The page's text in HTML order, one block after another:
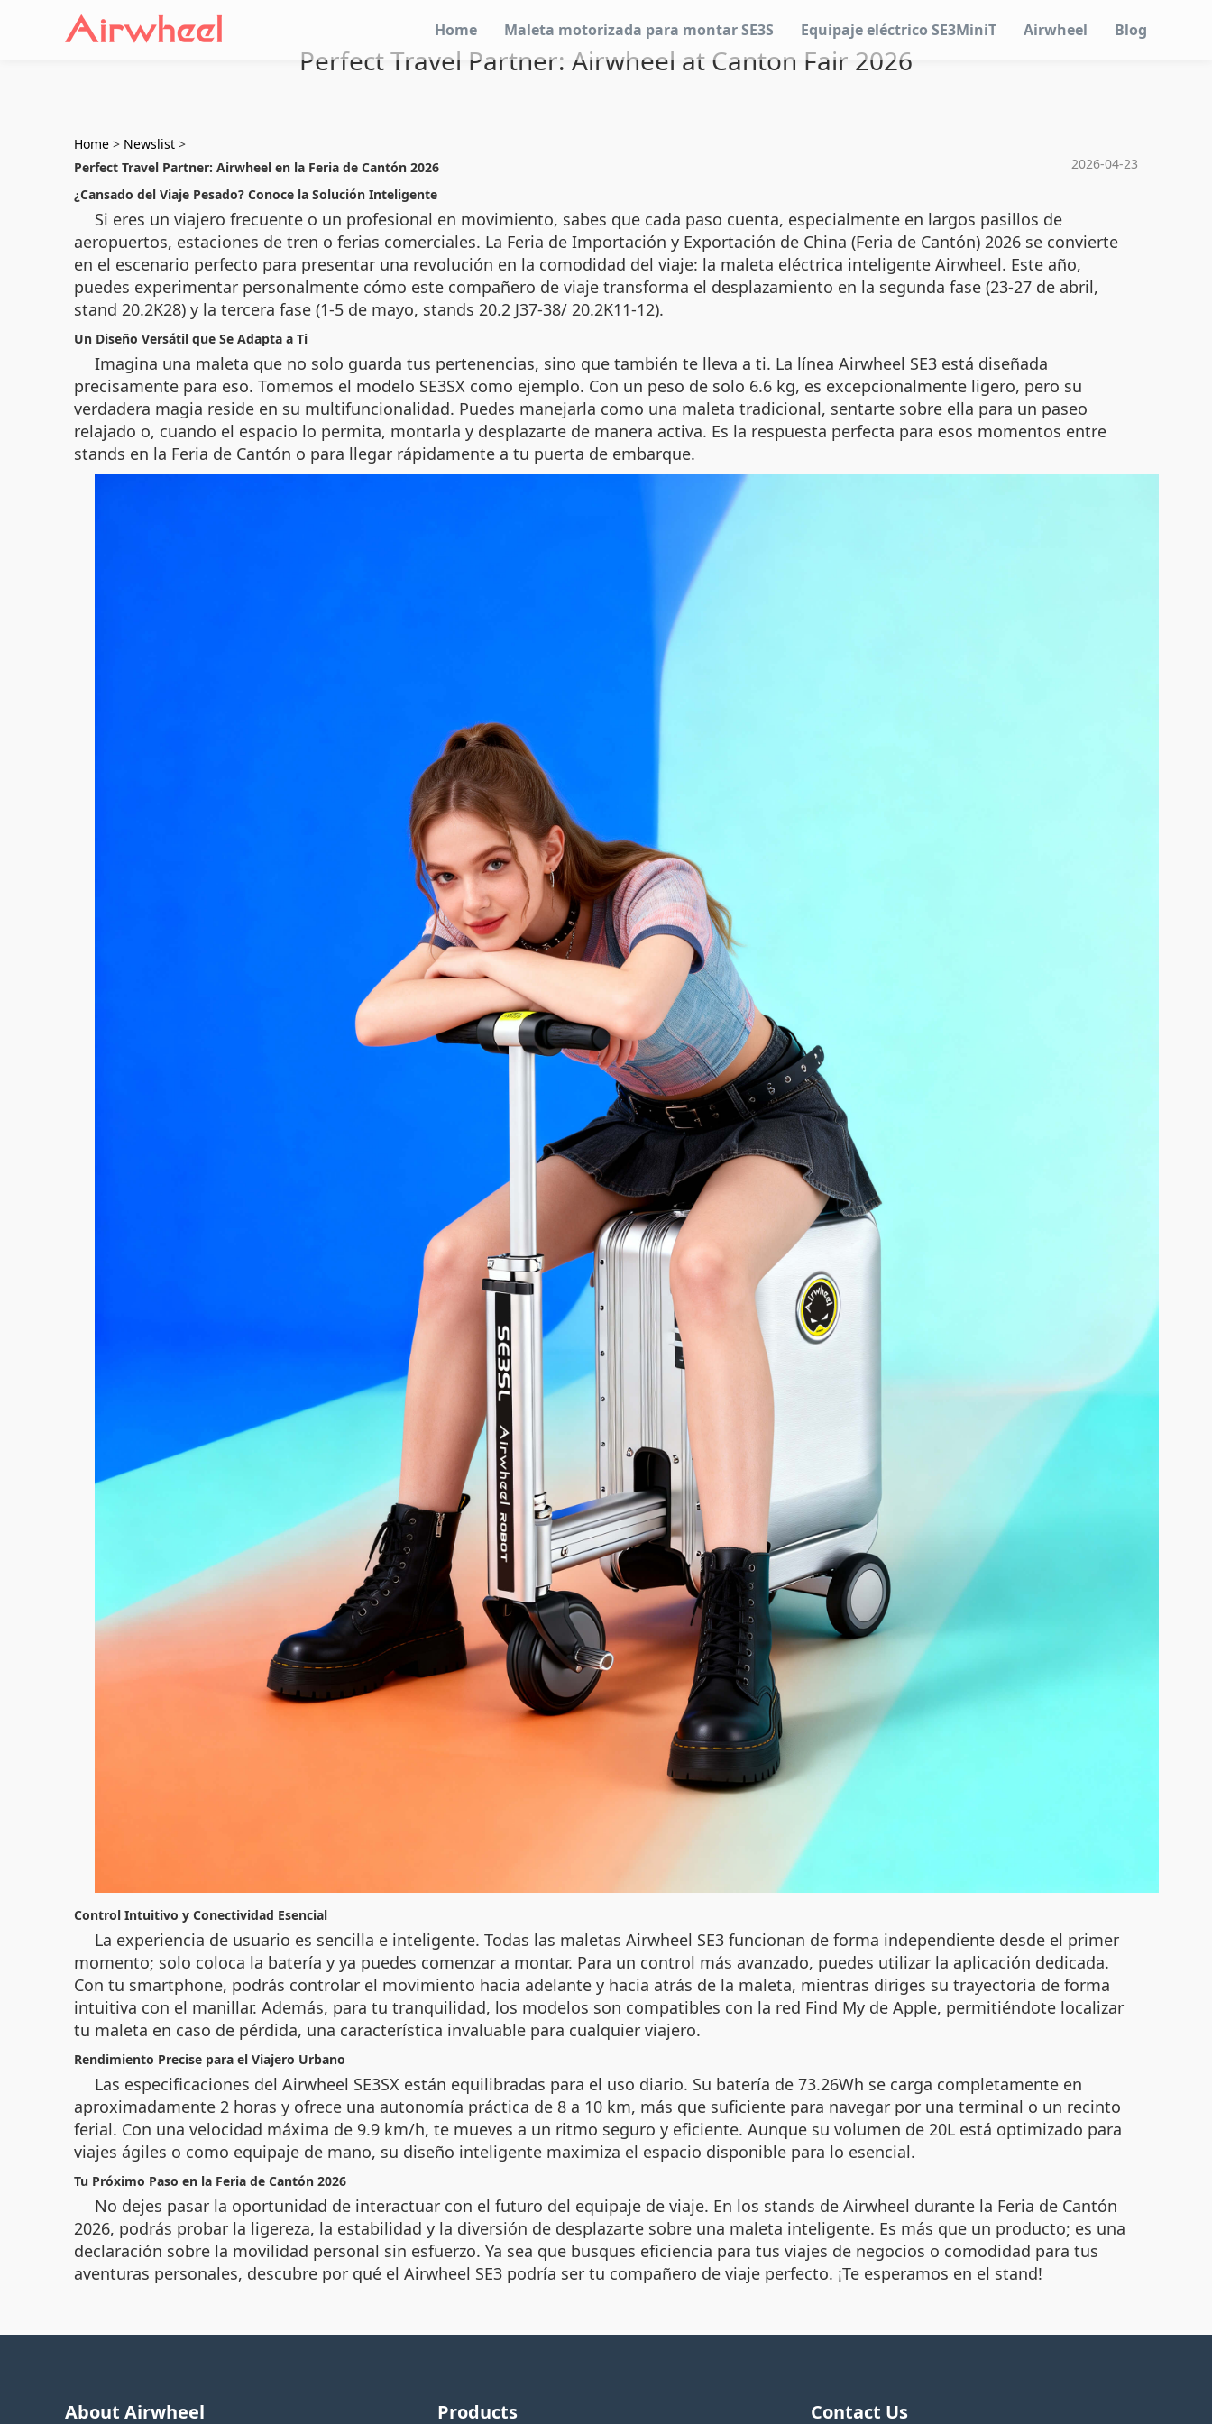
Home Maleta motorizada para montar SE3S Equipaje eléctrico SE3MiniT Airwheel Blog
Perfect Travel Partner: Airwheel at Canton Fair 2026
Home > Newslist >
2026-04-23
Perfect Travel Partner: Airwheel en la Feria de Cantón 2026
¿Cansado del Viaje Pesado? Conoce la Solución Inteligente
Si eres un viajero frecuente o un profesional en movimiento, sabes que cada paso cuenta, especialmente en largos pasillos de
aeropuertos, estaciones de tren o ferias comerciales. La Feria de Importación y Exportación de China (Feria de Cantón) 2026 se convierte
en el escenario perfecto para presentar una revolución en la comodidad del viaje: la maleta eléctrica inteligente Airwheel. Este año,
puedes experimentar personalmente cómo este compañero de viaje transforma el desplazamiento en la segunda fase (23-27 de abril,
stand 20.2K28) y la tercera fase (1-5 de mayo, stands 20.2 J37-38/ 20.2K11-12).
Un Diseño Versátil que Se Adapta a Ti
Imagina una maleta que no solo guarda tus pertenencias, sino que también te lleva a ti. La línea Airwheel SE3 está diseñada
precisamente para eso. Tomemos el modelo SE3SX como ejemplo. Con un peso de solo 6.6 kg, es excepcionalmente ligero, pero su
verdadera magia reside en su multifuncionalidad. Puedes manejarla como una maleta tradicional, sentarte sobre ella para un paseo
relajado o, cuando el espacio lo permita, montarla y desplazarte de manera activa. Es la respuesta perfecta para esos momentos entre
stands en la Feria de Cantón o para llegar rápidamente a tu puerta de embarque.
Control Intuitivo y Conectividad Esencial
La experiencia de usuario es sencilla e inteligente. Todas las maletas Airwheel SE3 funcionan de forma independiente desde el primer
momento; solo coloca la batería y ya puedes comenzar a montar. Para un control más avanzado, puedes utilizar la aplicación dedicada.
Con tu smartphone, podrás controlar el movimiento hacia adelante y hacia atrás de la maleta, mientras diriges su trayectoria de forma
intuitiva con el manillar. Además, para tu tranquilidad, los modelos son compatibles con la red Find My de Apple, permitiéndote localizar
tu maleta en caso de pérdida, una característica invaluable para cualquier viajero.
Rendimiento Precise para el Viajero Urbano
Las especificaciones del Airwheel SE3SX están equilibradas para el uso diario. Su batería de 73.26Wh se carga completamente en
aproximadamente 2 horas y ofrece una autonomía práctica de 8 a 10 km, más que suficiente para navegar por una terminal o un recinto
ferial. Con una velocidad máxima de 9.9 km/h, te mueves a un ritmo seguro y eficiente. Aunque su volumen de 20L está optimizado para
viajes ágiles o como equipaje de mano, su diseño inteligente maximiza el espacio disponible para lo esencial.
Tu Próximo Paso en la Feria de Cantón 2026
No dejes pasar la oportunidad de interactuar con el futuro del equipaje de viaje. En los stands de Airwheel durante la Feria de Cantón
2026, podrás probar la ligereza, la estabilidad y la diversión de desplazarte sobre una maleta inteligente. Es más que un producto; es una
declaración sobre la movilidad personal sin esfuerzo. Ya sea que busques eficiencia para tus viajes de negocios o comodidad para tus
aventuras personales, descubre por qué el Airwheel SE3 podría ser tu compañero de viaje perfecto. ¡Te esperamos en el stand!
About Airwheel Products Contact Us